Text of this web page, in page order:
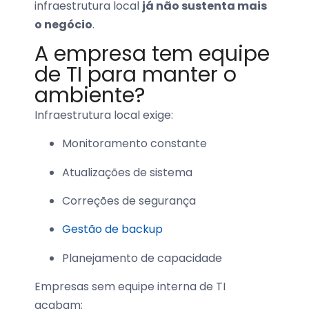
infraestrutura local já não sustenta mais
o negócio.
A empresa tem equipe
de TI para manter o
ambiente?
Infraestrutura local exige:
Monitoramento constante
Atualizações de sistema
Correções de segurança
Gestão de backup
Planejamento de capacidade
Empresas sem equipe interna de TI
acabam: